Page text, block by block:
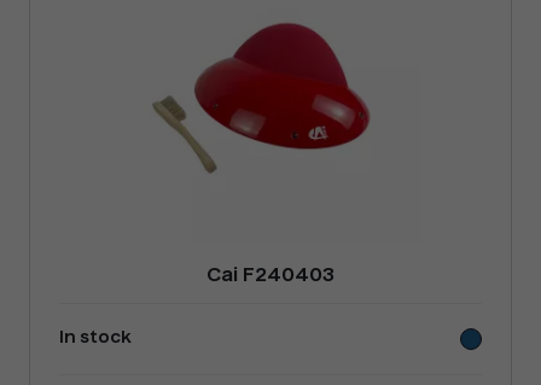
Cai F240403
In stock